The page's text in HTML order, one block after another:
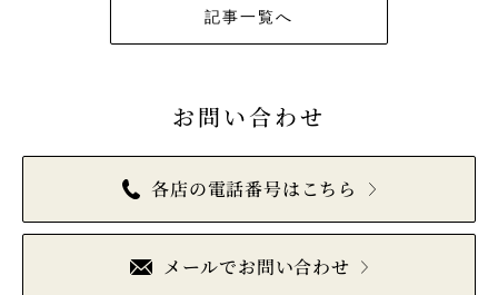
記事一覧へ
お問い合わせ
各店の電話番号はこちら
メールでお問い合わせ